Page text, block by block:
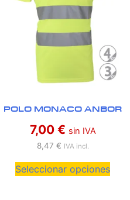
POLO MONACO ANBOR
7,00 € sin IVA
8,47 € IVA incl.
Seleccionar opciones